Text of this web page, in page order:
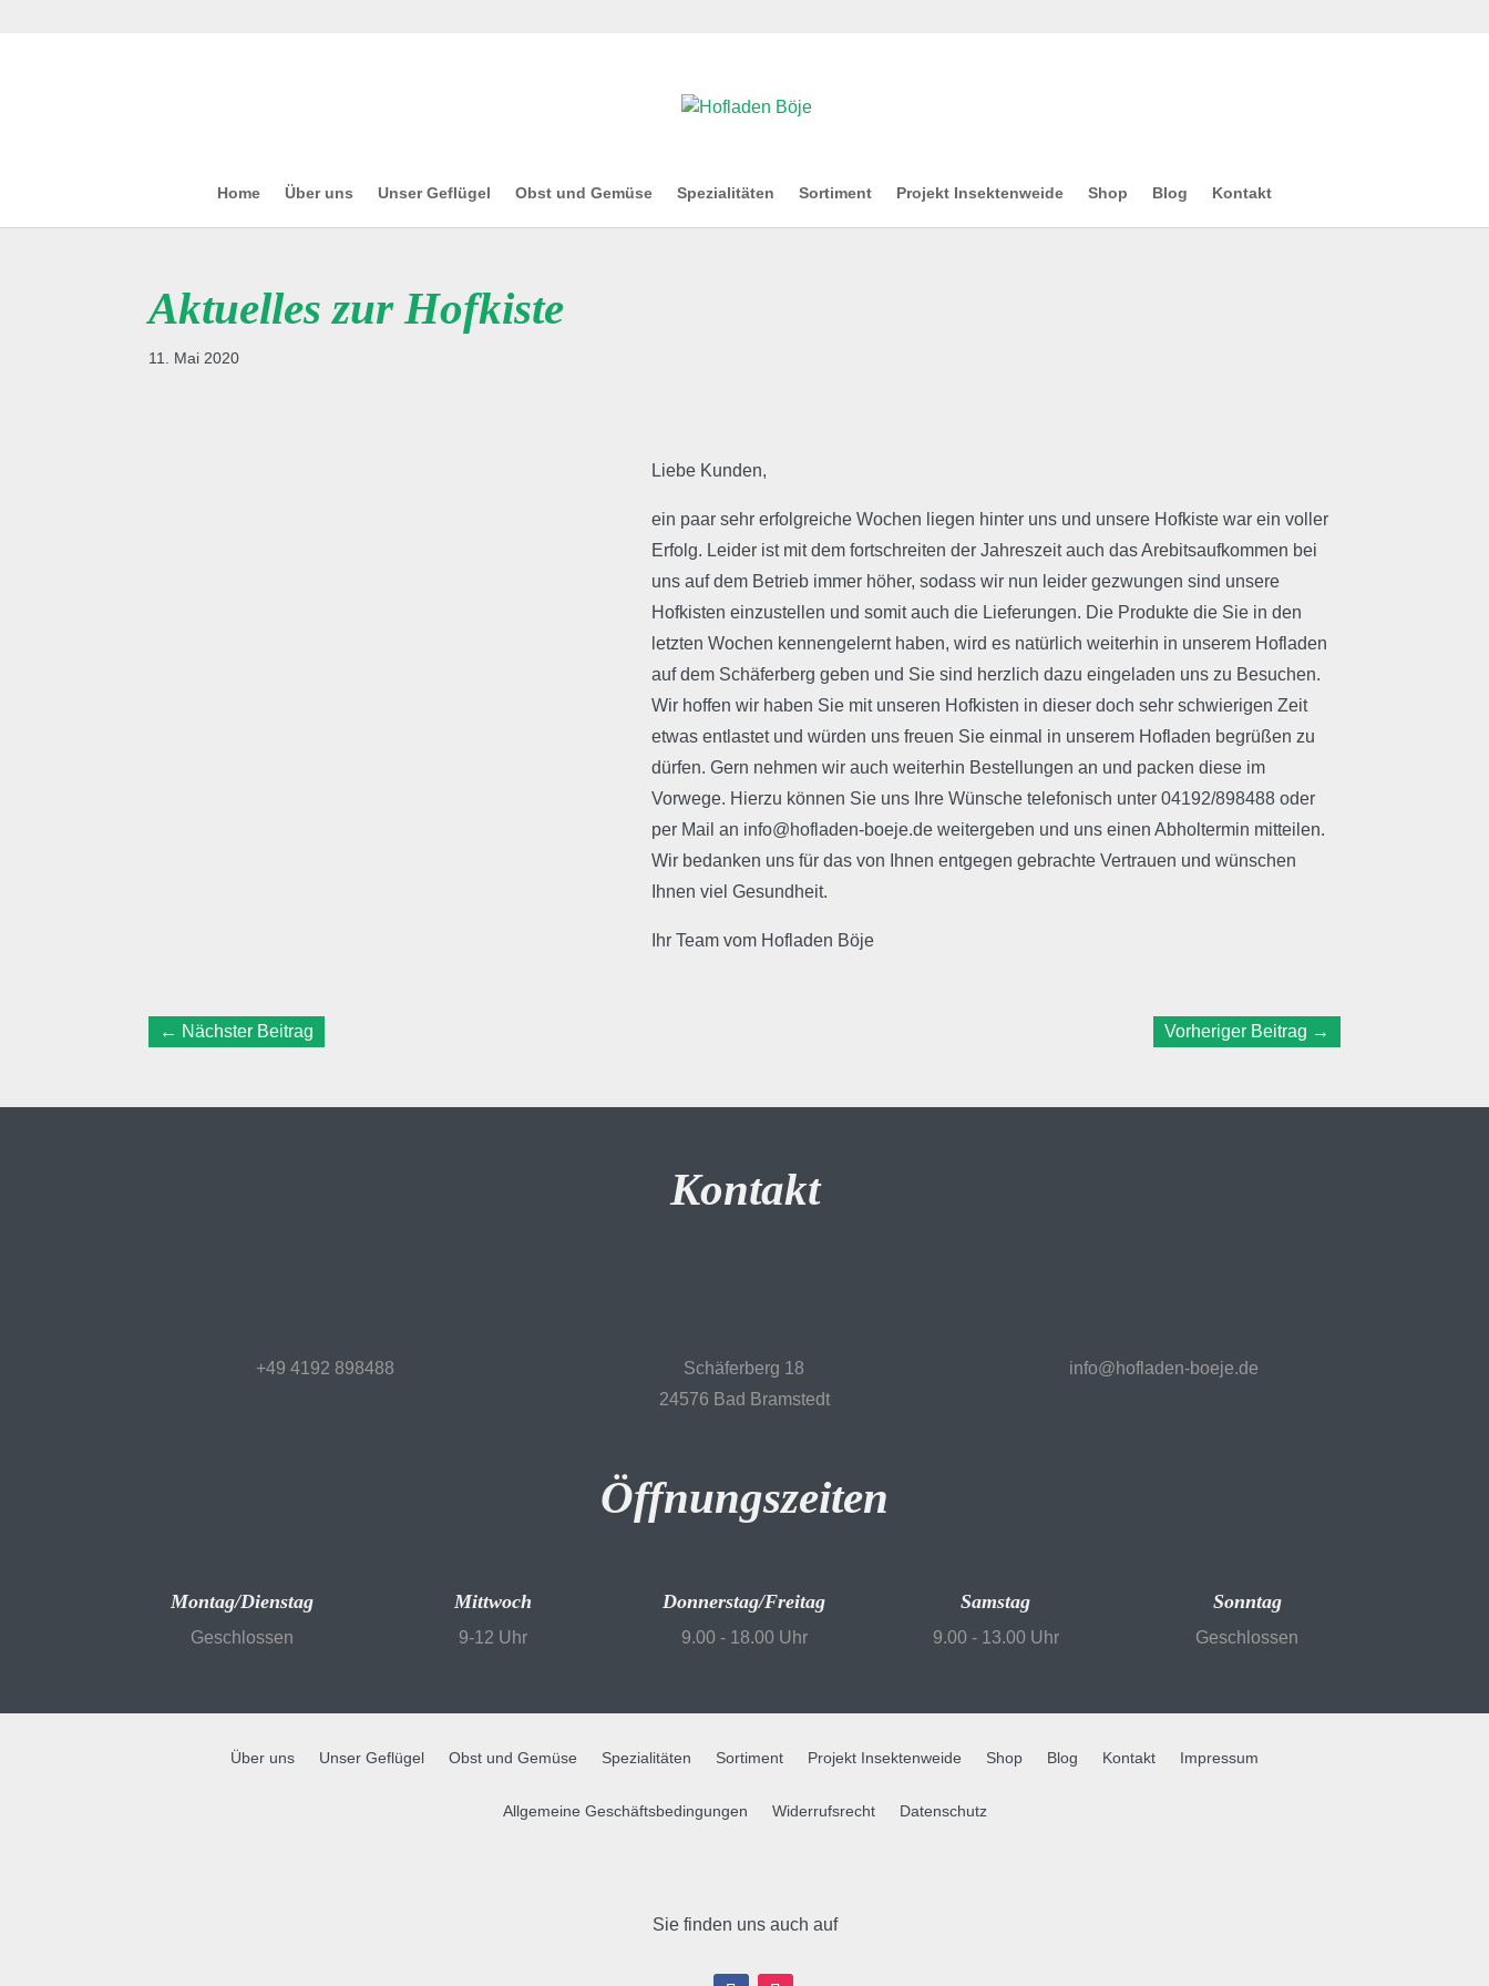
Home Über uns Unser Geflügel Obst und Gemüse Spezialitäten Sortiment Projekt Insektenweide Shop Blog Kontakt
Aktuelles zur Hofkiste
11. Mai 2020
Liebe Kunden,
ein paar sehr erfolgreiche Wochen liegen hinter uns und unsere Hofkiste war ein voller
Erfolg. Leider ist mit dem fortschreiten der Jahreszeit auch das Arebitsaufkommen bei
uns auf dem Betrieb immer höher, sodass wir nun leider gezwungen sind unsere
Hofkisten einzustellen und somit auch die Lieferungen. Die Produkte die Sie in den
letzten Wochen kennengelernt haben, wird es natürlich weiterhin in unserem Hofladen
auf dem Schäferberg geben und Sie sind herzlich dazu eingeladen uns zu Besuchen.
Wir hoffen wir haben Sie mit unseren Hofkisten in dieser doch sehr schwierigen Zeit
etwas entlastet und würden uns freuen Sie einmal in unserem Hofladen begrüßen zu
dürfen. Gern nehmen wir auch weiterhin Bestellungen an und packen diese im
Vorwege. Hierzu können Sie uns Ihre Wünsche telefonisch unter 04192/898488 oder
per Mail an info@hofladen-boeje.de weitergeben und uns einen Abholtermin mitteilen.
Wir bedanken uns für das von Ihnen entgegen gebrachte Vertrauen und wünschen
Ihnen viel Gesundheit.
Ihr Team vom Hofladen Böje
← Nächster Beitrag Vorheriger Beitrag →
Kontakt
+49 4192 898488
Schäferberg 18
24576 Bad Bramstedt
info@hofladen-boeje.de
Öffnungszeiten
Montag/Dienstag
Geschlossen
Mittwoch
9-12 Uhr
Donnerstag/Freitag
9.00 - 18.00 Uhr
Samstag
9.00 - 13.00 Uhr
Sonntag
Geschlossen
Über uns Unser Geflügel Obst und Gemüse Spezialitäten Sortiment Projekt Insektenweide Shop Blog Kontakt Impressum
Allgemeine Geschäftsbedingungen Widerrufsrecht Datenschutz
Sie finden uns auch auf